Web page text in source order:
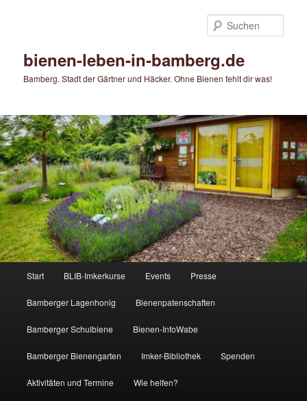
bienen-leben-in-bamberg.de
Bamberg. Stadt der Gärtner und Häcker. Ohne Bienen fehlt dir was!
Start BLIB-Imkerkurse Events Presse
Bamberger Lagenhonig Bienenpatenschaften
Bamberger Schulbiene Bienen-InfoWabe
Bamberger Bienengarten Imker-Bibliothek Spenden
Aktivitäten und Termine Wie helfen?